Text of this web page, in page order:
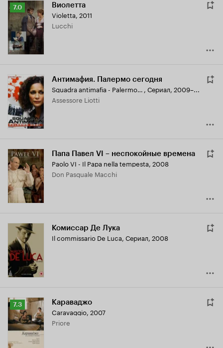
Рейтинг
Кинопоиска
7.0
7.0 Виолетта
Violetta, 2011
Lucchi
Антимафия. Палермо сегодня
Squadra antimafia - Palermo oggi , Сериал, 2009–...
assessore Liotti
Папа Павел VI – неспокойные времена
Paolo VI - Il Papa nella tempesta, 2008
Don Pasquale Macchi
Комиссар Де Лука
Il commissario De Luca, Сериал, 2008
Рейтинг
Кинопоиска
7.3
7.3 Караваджо
Caravaggio, 2007
Priore